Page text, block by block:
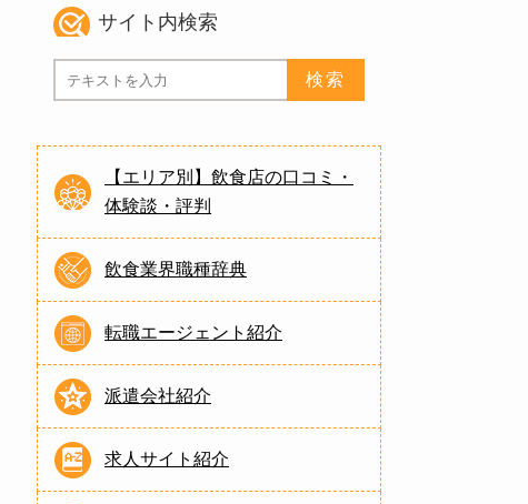
サイト内検索
【エリア別】飲食店の口コミ・
体験談・評判
飲食業界職種辞典
転職エージェント紹介
派遣会社紹介
求人サイト紹介